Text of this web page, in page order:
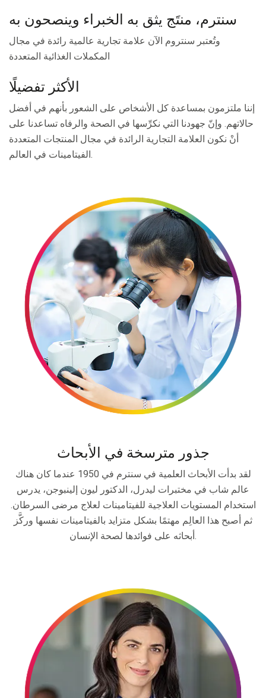
سنترم، منتَج يثق به الخبراء وينصحون به
وتُعتبر سنتروم الآن علامة تجارية عالمية رائدة في مجال
المكملات الغذائية المتعددة
الأكثر تفضيلًا
إننا ملتزمون بمساعدة كل الأشخاص على الشعور بأنهم في أفضل
حالاتهم. وإنّ جهودنا التي نكرِّسها في الصحة والرفاه تساعدنا على
أنْ نكون العلامة التجارية الرائدة في مجال المنتجات المتعددة
الفيتامينات في العالم.
جذور مترسخة في الأبحاث
لقد بدأت الأبحاث العلمية في سنترم في 1950 عندما كان هناك
عالم شاب في مختبرات ليدرل، الدكتور ليون إلينبوجن، يدرس
استخدام المستويات العلاجية للفيتامينات لعلاج مرضى السرطان.
ثم أصبح هذا العالِم مهتمًا بشكل متزايد بالفيتامينات نفسها وركَّز
أبحاثه على فوائدها لصحة الإنسان.